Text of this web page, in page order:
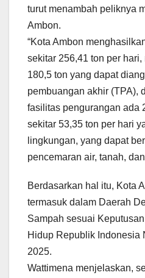
turut menambah peliknya
Ambon.
“Kota Ambon
sekitar 256,41 ton per
180,5 ton yang dapat
pembuangan akhir (TPA),
fasilitas pengurangan ada
sekitar 53,35 ton per hari
lingkungan, yang dapat
pencemaran air, tanah,
Berdasarkan hal itu, Kota
termasuk dalam Daerah
Sampah sesuai
Hidup Republik Indonesia
2025.
Wattimena menjelaskan,